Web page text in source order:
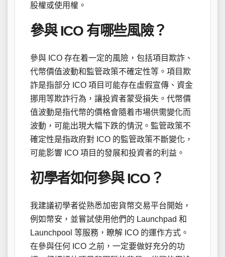
股權或使用權。
參與 ICO 有哪些風險？
參與 ICO 存在着一定的風險，包括項目欺詐、
代幣價值波動和監管政策不確定性等。項目欺
詐是指部分 ICO 項目可能存在虛假宣傳、資金
挪用等欺詐行為，讓投資者蒙受損失。代幣價
值波動是指代幣的價格會隨着市場供需變化而
波動，可能出現大幅下跌的情況。監管政策不
確定性是指政府對 ICO 的監管政策不斷變化，
可能影響 ICO 項目的發展和投資者的利益。
初學者如何參與 ICO？
我建議初學者從熟悉加密貨幣交易平台開始，
例如幣安，並嘗試使用他們的 Launchpad 和
Launchpool 等服務，瞭解 ICO 的運作方式。
在參與任何 ICO 之前，一定要做好充分的功